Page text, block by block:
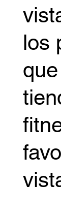
los